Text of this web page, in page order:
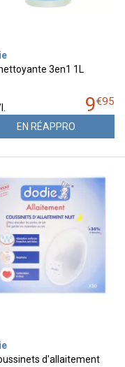
3en1 1L
9€95
EN RÉAPPRO.
d'allaitement